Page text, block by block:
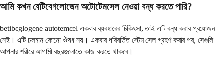
আমি কখন বেটিবেগলোজেন অটোটেমসেল নেওয়া বন্ধ করতে পারি?
betibeglogene autotemcel একবার ব্যবহারের চিকিৎসা, তাই এটি বন্ধ করার প্রয়োজন
নেই। এটি চলমান কোনো ঔষধ নয়। একবার পরিবর্তিত স্টেম সেল গ্রহণ করার পর, সেগুলি
আপনার শরীরে আগামী বছরগুলোতে কাজ করতে থাকবে।